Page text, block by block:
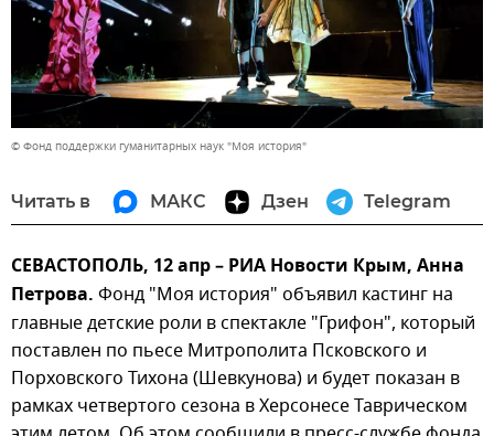
© Фонд поддержки гуманитарных наук "Моя история"
Читать в МАКС Дзен Telegram
СЕВАСТОПОЛЬ, 12 апр – РИА Новости Крым, Анна
Петрова. Фонд "Моя история" объявил кастинг на
главные детские роли в спектакле "Грифон", который
поставлен по пьесе Митрополита Псковского и
Порховского Тихона (Шевкунова) и будет показан в
рамках четвертого сезона в Херсонесе Таврическом